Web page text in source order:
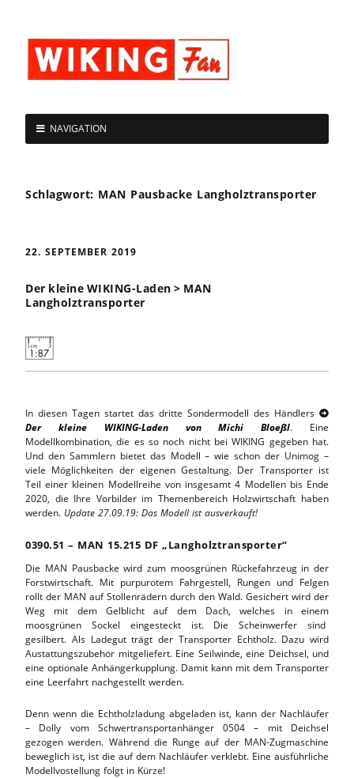
NAVIGATION
Schlagwort: MAN Pausbacke Langholztransporter
22. SEPTEMBER 2019
Der kleine WIKING-Laden > MAN
Langholztransporter
In diesen Tagen startet das dritte Sondermodell des Händlers 
Der kleine WIKING-Laden von Michi Bloeßl. Eine
Modellkombination, die es so noch nicht bei WIKING gegeben hat.
Und den Sammlern bietet das Modell – wie schon der Unimog –
viele Möglichkeiten der eigenen Gestaltung. Der Transporter ist
Teil einer kleinen Modellreihe von insgesamt 4 Modellen bis Ende
2020, die Ihre Vorbilder im Themenbereich Holzwirtschaft haben
werden. Update 27.09.19: Das Modell ist ausverkauft!
0390.51 – MAN 15.215 DF „Langholztransporter“
Die MAN Pausbacke wird zum moosgrünen Rückefahrzeug in der
Forstwirtschaft. Mit purpurotem Fahrgestell, Rungen und Felgen
rollt der MAN auf Stollenrädern durch den Wald. Gesichert wird der
Weg mit dem Gelblicht auf dem Dach, welches in einem
moosgrünen Sockel eingesteckt ist. Die Scheinwerfer sind
gesilbert. Als Ladegut trägt der Transporter Echtholz. Dazu wird
Austattungszubehör mitgeliefert. Eine Seilwinde, eine Deichsel, und
eine optionale Anhängerkupplung. Damit kann mit dem Transporter
eine Leerfahrt nachgestellt werden.
Denn wenn die Echtholzladung abgeladen ist, kann der Nachläufer
– Dolly vom Schwertransportanhänger 0504 – mit Deichsel
gezogen werden. Während die Runge auf der MAN-Zugmaschine
beweglich ist, ist die auf dem Nachläufer verklebt. Eine ausführliche
Modellvostellung folgt in Kürze!